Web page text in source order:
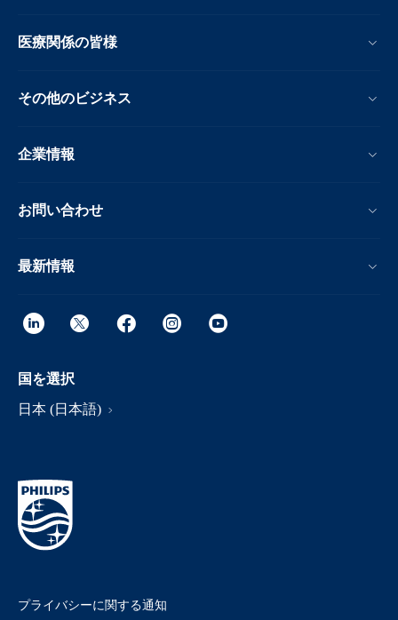
医療関係の皆様
その他のビジネス
企業情報
お問い合わせ
最新情報
国を選択
日本 (日本語)
プライバシーに関する通知